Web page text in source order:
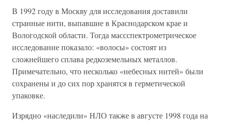
В 1992 году в Москву для исследования доставили
странные нити, выпавшие в Краснодарском крае и
Вологодской области. Тогда массспектрометрическое
исследование показало: «волосы» состоят из
сложнейшего сплава редкоземельных металлов.
Примечательно, что несколько «небесных нитей» были
сохранены и до сих пор хранятся в герметической
упаковке.
Изрядно «наследили» НЛО также в августе 1998 года на